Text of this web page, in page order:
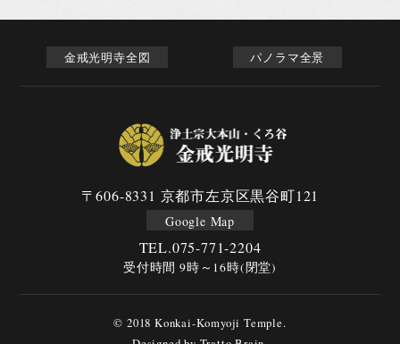
金戒光明寺全図 パノラマ全景
〒606-8331 京都市左京区黒谷町121
Google Map
TEL.075-771-2204
受付時間 9時～16時(閉堂)
© 2018 Konkai-Komyoji Temple.